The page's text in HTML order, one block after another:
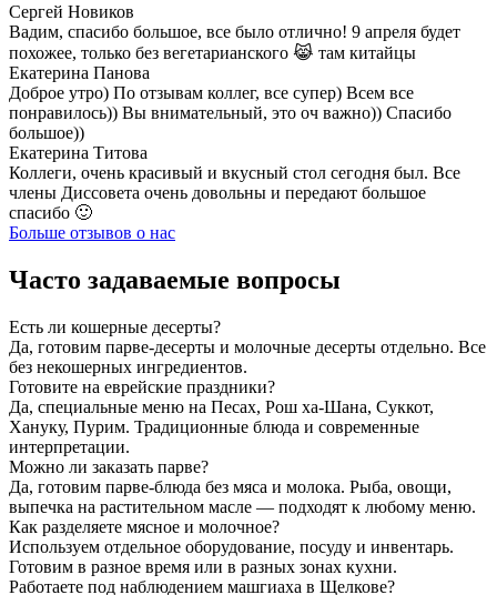
Сергей Новиков
Вадим, спасибо большое, все было отлично! 9 апреля будет
похожее, только без вегетарианского 😹 там китайцы
Екатерина Панова
Доброе утро) По отзывам коллег, все супер) Всем все
понравилось)) Вы внимательный, это оч важно)) Спасибо
большое))
Екатерина Титова
Коллеги, очень красивый и вкусный стол сегодня был. Все
члены Диссовета очень довольны и передают большое
спасибо 🙂
Больше отзывов о нас
Часто задаваемые вопросы
Есть ли кошерные десерты?
Да, готовим парве-десерты и молочные десерты отдельно. Все
без некошерных ингредиентов.
Готовите на еврейские праздники?
Да, специальные меню на Песах, Рош ха-Шана, Суккот,
Хануку, Пурим. Традиционные блюда и современные
интерпретации.
Можно ли заказать парве?
Да, готовим парве-блюда без мяса и молока. Рыба, овощи,
выпечка на растительном масле — подходят к любому меню.
Как разделяете мясное и молочное?
Используем отдельное оборудование, посуду и инвентарь.
Готовим в разное время или в разных зонах кухни.
Работаете под наблюдением машгиаха в Щелкове?